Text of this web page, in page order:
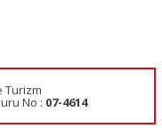
Turizm
No : 07-4614